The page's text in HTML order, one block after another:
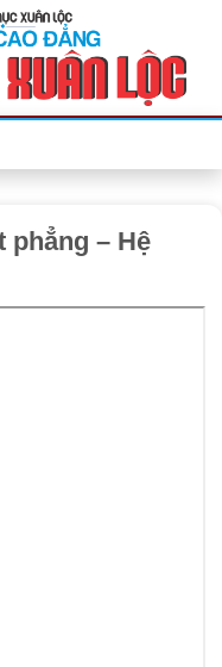
phẳng – Hệ